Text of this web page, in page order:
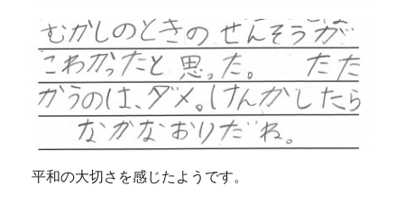
平和の大切さを感じたようです。